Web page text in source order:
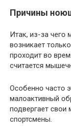
Причины
Итак, из-за чего
возникает
проходит во
считается
Особенно часто
малоактивный
подвергает
спортсмены.